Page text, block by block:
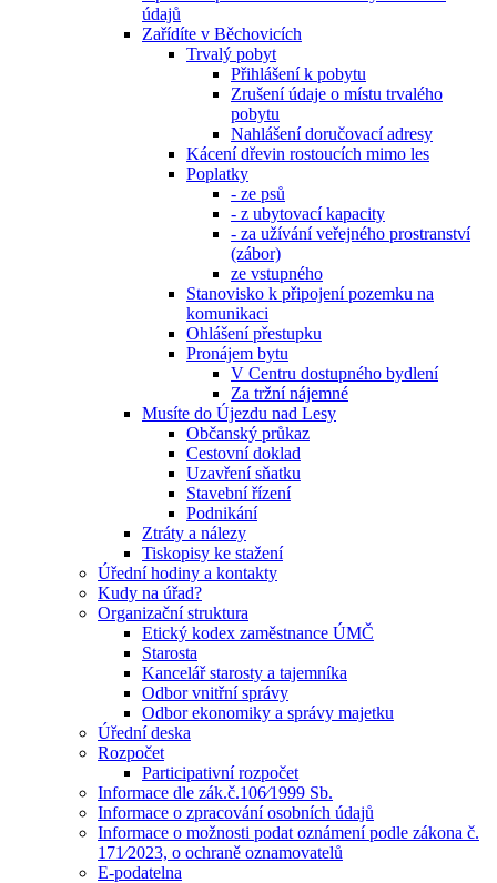
údajů
Zařídíte v Běchovicích
Trvalý pobyt
Přihlášení k pobytu
Zrušení údaje o místu trvalého
pobytu
Nahlášení doručovací adresy
Kácení dřevin rostoucích mimo les
Poplatky
- ze psů
- z ubytovací kapacity
- za užívání veřejného prostranství
(zábor)
ze vstupného
Stanovisko k připojení pozemku na
komunikaci
Ohlášení přestupku
Pronájem bytu
V Centru dostupného bydlení
Za tržní nájemné
Musíte do Újezdu nad Lesy
Občanský průkaz
Cestovní doklad
Uzavření sňatku
Stavební řízení
Podnikání
Ztráty a nálezy
Tiskopisy ke stažení
Úřední hodiny a kontakty
Kudy na úřad?
Organizační struktura
Etický kodex zaměstnance ÚMČ
Starosta
Kancelář starosty a tajemníka
Odbor vnitřní správy
Odbor ekonomiky a správy majetku
Úřední deska
Rozpočet
Participativní rozpočet
Informace dle zák.č.106⁄1999 Sb.
Informace o zpracování osobních údajů
Informace o možnosti podat oznámení podle zákona č.
171⁄2023, o ochraně oznamovatelů
E-podatelna